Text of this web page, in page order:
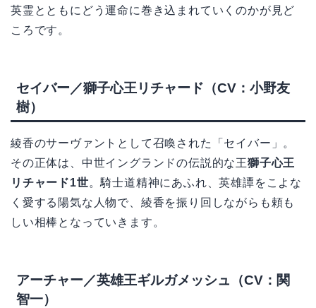
英霊とともにどう運命に巻き込まれていくのかが見ど
ころです。
セイバー／獅子心王リチャード（CV：小野友
樹）
綾香のサーヴァントとして召喚された「セイバー」。
その正体は、中世イングランドの伝説的な王獅子心王
リチャード1世。騎士道精神にあふれ、英雄譚をこよな
く愛する陽気な人物で、綾香を振り回しながらも頼も
しい相棒となっていきます。
アーチャー／英雄王ギルガメッシュ（CV：関
智一）